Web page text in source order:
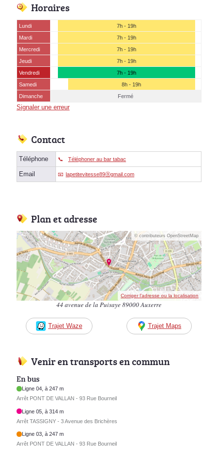
Horaires
Lundi
7h - 19h
Mardi
7h - 19h
Mercredi
7h - 19h
Jeudi
7h - 19h
Vendredi
7h - 19h
Samedi
8h - 19h
Dimanche
Fermé
Signaler une erreur
Contact
Téléphone Téléphoner au bar tabac
Email lapetitevitesse89ⓐgmail.com
Plan et adresse
© contributeurs OpenStreetMap
Corriger l’adresse ou la localisation
44 avenue de la Puisaye 89000 Auxerre
Trajet Waze Trajet Maps
Venir en transports en commun
En bus
Ligne 04, à 247 m
Arrêt PONT DE VALLAN - 93 Rue Bourneil
Ligne 05, à 314 m
Arrêt TASSIGNY - 3 Avenue des Brichères
Ligne 03, à 247 m
Arrêt PONT DE VALLAN - 93 Rue Bourneil